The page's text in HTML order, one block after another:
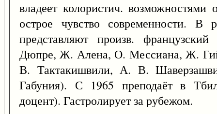
владеет колористич.
острое чувство современности. В
представляют произв.
Дюпре, Ж. Алена, О. Мессиана, Ж.
В. Тактакишвили, А. В.
Габуния). С 1965 преподаёт в
доцент). Гастролирует за рубежом.